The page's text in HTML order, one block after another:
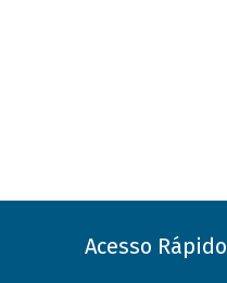
Acesso Rápido